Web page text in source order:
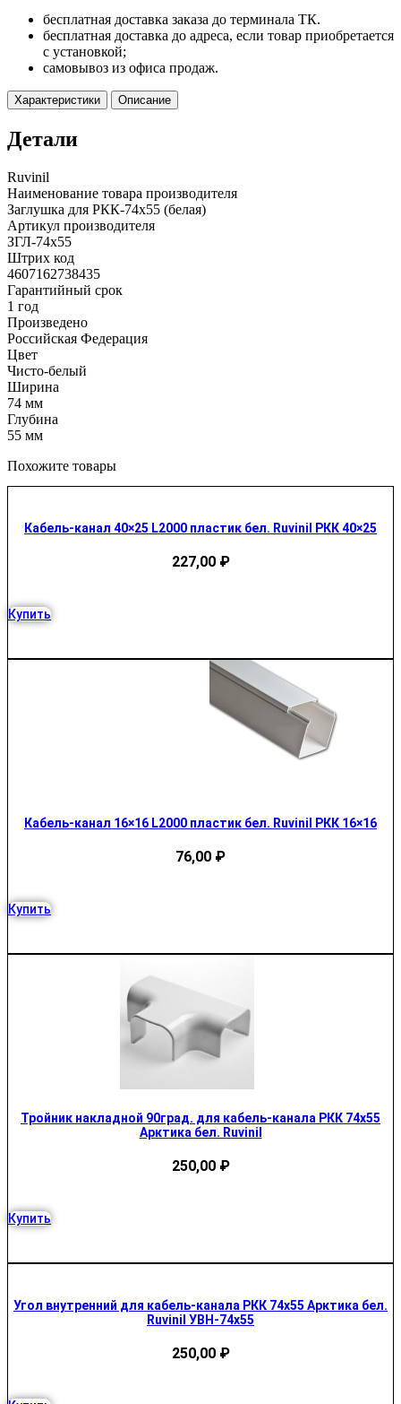
бесплатная доставка заказа до терминала ТК.
бесплатная доставка до адреса, если товар приобретается
с установкой;
самовывоз из офиса продаж.
Характеристики Описание
Детали
Ruvinil
Наименование товара производителя
Заглушка для РКК-74х55 (белая)
Артикул производителя
ЗГЛ-74х55
Штрих код
4607162738435
Гарантийный срок
1 год
Произведено
Российская Федерация
Цвет
Чисто-белый
Ширина
74 мм
Глубина
55 мм
Похожите товары
Кабель-канал 40×25 L2000 пластик бел. Ruvinil РКК 40×25
227,00 ₽
Купить
Кабель-канал 16×16 L2000 пластик бел. Ruvinil РКК 16×16
76,00 ₽
Купить
Тройник накладной 90град. для кабель-канала РКК 74х55
Арктика бел. Ruvinil
250,00 ₽
Купить
Угол внутренний для кабель-канала РКК 74х55 Арктика бел.
Ruvinil УВН-74х55
250,00 ₽